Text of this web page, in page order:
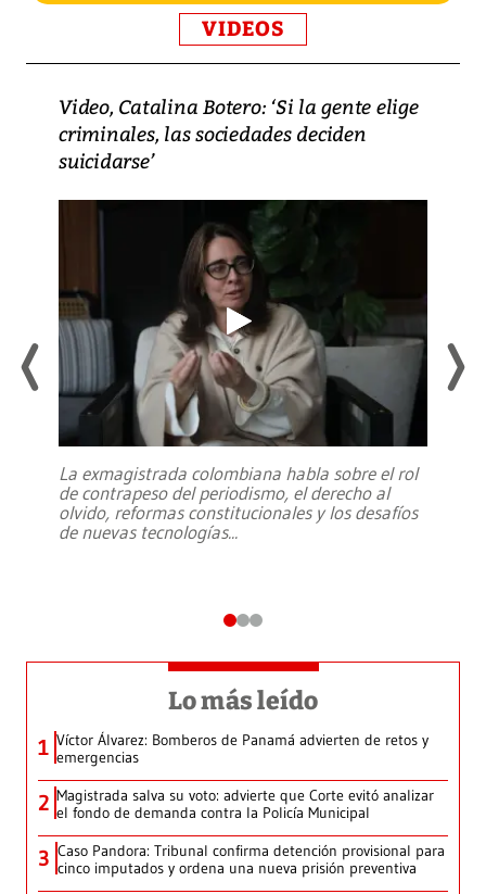
VIDEOS
Video, Catalina Botero: ‘Si la gente elige
criminales, las sociedades deciden
suicidarse’
La exmagistrada colombiana habla sobre el rol
de contrapeso del periodismo, el derecho al
olvido, reformas constitucionales y los desafíos
de nuevas tecnologías...
Lo más leído
1 Víctor Álvarez: Bomberos de Panamá advierten de retos y
emergencias
2 Magistrada salva su voto: advierte que Corte evitó analizar
el fondo de demanda contra la Policía Municipal
3 Caso Pandora: Tribunal confirma detención provisional para
cinco imputados y ordena una nueva prisión preventiva